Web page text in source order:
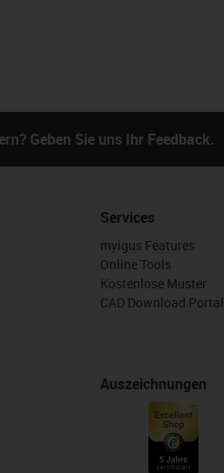
Geben Sie uns Ihr Feedback.
Services
myigus Features
Online Tools
Kostenlose Muster
CAD Download Portal
Auszeichnungen